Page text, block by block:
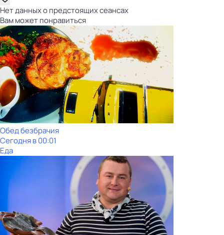
Нет данных о предстоящих сеансах
Вам может понравиться
Обед безбрачия
Сегодня в 00:01
Еда